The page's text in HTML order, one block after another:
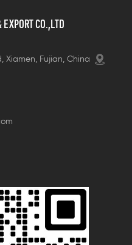
CO.,LTD
Xiamen, Fujian, China